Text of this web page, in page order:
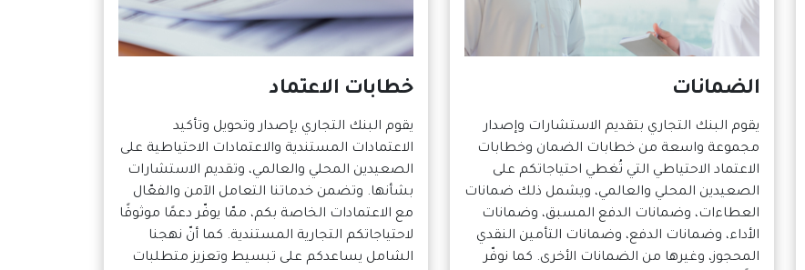
الضمانات
يقوم البنك التجاري بتقديم الاستشارات وإصدار
مجموعة واسعة من خطابات الضمان وخطابات
الاعتماد الاحتياطي التي تُغطي احتياجاتكم على
الصعيدين المحلي والعالمي، ويشمل ذلك ضمانات
العطاءات، وضمانات الدفع المسبق، وضمانات
الأداء، وضمانات الدفع، وضمانات التأمين النقدي
المحجوز، وغيرها من الضمانات الأخرى. كما نوفّر
خطابات الاعتماد
يقوم البنك التجاري بإصدار وتحويل وتأكيد
الاعتمادات المستندية والاعتمادات الاحتياطية على
الصعيدين المحلي والعالمي، وتقديم الاستشارات
بشأنها. وتضمن خدماتنا التعامل الآمن والفعّال
مع الاعتمادات الخاصة بكم، ممّا يوفّر دعمًا موثوقًا
لاحتياجاتكم التجارية المستندية. كما أنّ نهجنا
الشامل يساعدكم على تبسيط وتعزيز متطلبات